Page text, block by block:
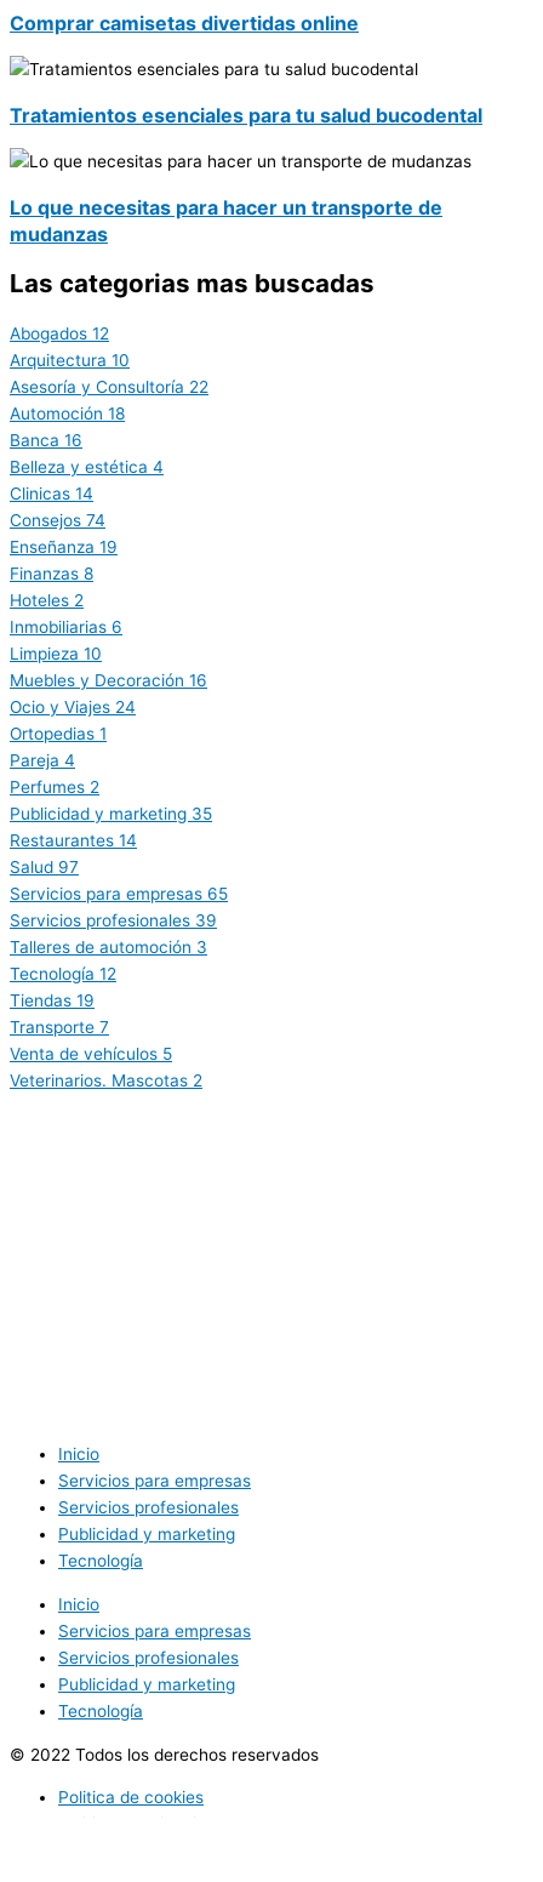
Comprar camisetas divertidas online
Tratamientos esenciales para tu salud bucodental
Lo que necesitas para hacer un transporte de
mudanzas
Las categorias mas buscadas
Abogados 12
Arquitectura 10
Asesoría y Consultoría 22
Automoción 18
Banca 16
Belleza y estética 4
Clinicas 14
Consejos 74
Enseñanza 19
Finanzas 8
Hoteles 2
Inmobiliarias 6
Limpieza 10
Muebles y Decoración 16
Ocio y Viajes 24
Ortopedias 1
Pareja 4
Perfumes 2
Publicidad y marketing 35
Restaurantes 14
Salud 97
Servicios para empresas 65
Servicios profesionales 39
Talleres de automoción 3
Tecnología 12
Tiendas 19
Transporte 7
Venta de vehículos 5
Veterinarios. Mascotas 2
Inicio
Servicios para empresas
Servicios profesionales
Publicidad y marketing
Tecnología
Inicio
Servicios para empresas
Servicios profesionales
Publicidad y marketing
Tecnología
© 2022 Todos los derechos reservados
Politica de cookies
Politica de privacidad